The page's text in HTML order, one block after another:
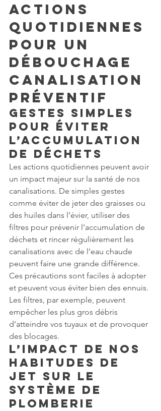
Actions
quotidiennes
pour un
débouchage
canalisation
préventif
Gestes simples
pour éviter
l’accumulation
de déchets
Les actions quotidiennes peuvent avoir
un impact majeur sur la santé de nos
canalisations. De simples gestes
comme éviter de jeter des graisses ou
des huiles dans l’évier, utiliser des
filtres pour prévenir l’accumulation de
déchets et rincer régulièrement les
canalisations avec de l’eau chaude
peuvent faire une grande différence.
Ces précautions sont faciles à adopter
et peuvent vous éviter bien des ennuis.
Les filtres, par exemple, peuvent
empêcher les plus gros débris
d’atteindre vos tuyaux et de provoquer
des blocages.
L’impact de nos
habitudes de
jet sur le
système de
plomberie